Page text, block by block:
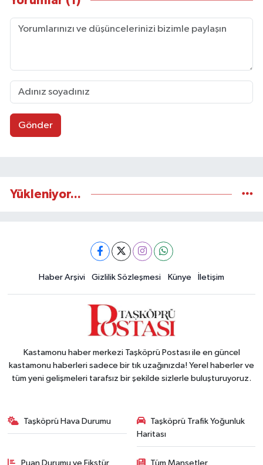
Gönder
Yükleniyor...
Haber Arşivi Gizlilik Sözleşmesi Künye İletişim
Kastamonu haber merkezi Taşköprü Postası ile en güncel
kastamonu haberleri sadece bir tık uzağınızda! Yerel haberler ve
tüm yeni gelişmeleri tarafsız bir şekilde sizlerle buluşturuyoruz.
Taşköprü Hava Durumu
Taşköprü Trafik Yoğunluk
Haritası
Puan Durumu ve Fikstür Tüm Manşetler